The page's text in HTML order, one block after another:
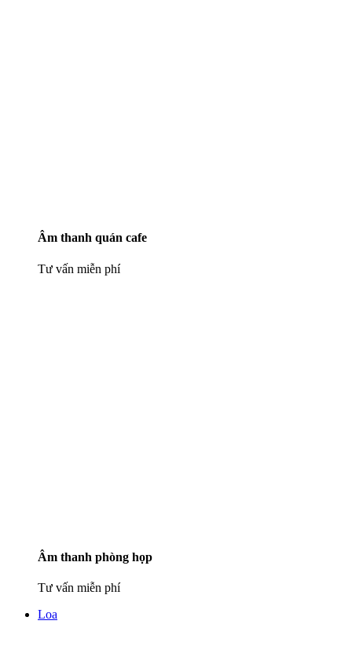
Âm thanh quán cafe
Tư vấn miễn phí
Âm thanh phòng họp
Tư vấn miễn phí
Loa